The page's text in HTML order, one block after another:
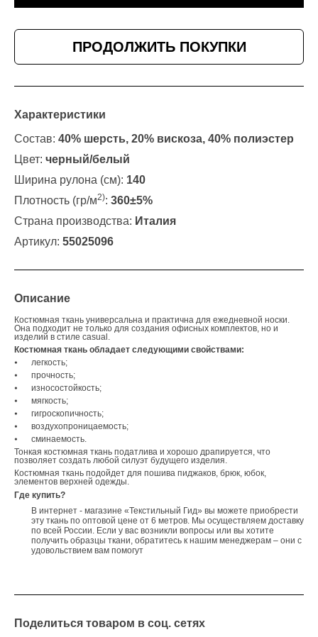
ПРОДОЛЖИТЬ ПОКУПКИ
Характеристики
Состав: 40% шерсть, 20% вискоза, 40% полиэстер
Цвет: черный/белый
Ширина рулона (см): 140
Плотность (гр/м2): 360±5%
Страна производства: Италия
Артикул: 55025096
Описание
Костюмная ткань универсальна и практична для ежедневной носки.
Она подходит не только для создания офисных комплектов, но и
изделий в стиле casual.
Костюмная ткань обладает следующими свойствами:
⦁
легкость;
⦁
прочность;
⦁
износостойкость;
⦁
мягкость;
⦁
гигроскопичность;
⦁
воздухопроницаемость;
⦁
сминаемость.
Тонкая костюмная ткань податлива и хорошо драпируется, что
позволяет создать любой силуэт будущего изделия.
Костюмная ткань подойдет для пошива пиджаков, брюк, юбок,
элементов верхней одежды.
Где купить?
В интернет - магазине «Текстильный Гид» вы можете приобрести
эту ткань по оптовой цене от 6 метров. Мы осуществляем доставку
по всей России. Если у вас возникли вопросы или вы хотите
получить образцы ткани, обратитесь к нашим менеджерам – они с
удовольствием вам помогут
Поделиться товаром в соц. сетях